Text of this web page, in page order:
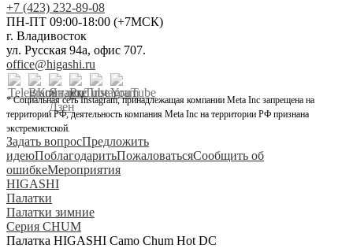
+7 (423) 232-89-08
ПН-ПТ 09:00-18:00 (+7МСК)
г. Владивосток
ул. Русская 94а, офис 707.
office@higashi.ru
* Социальная сеть Instagram, принадлежащая компании Meta Inc запрещена на
территории РФ, деятельность компания Meta Inc на территории РФ признана
экстремистской.
Задать вопросПредложить
идеюПоблагодаритьПожаловатьсяСообщить об
ошибкеМероприятия
HIGASHI
Палатки
Палатки зимние
Серия CHUM
Палатка HIGASHI Camo Chum Hot DC